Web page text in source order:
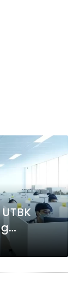
dengan